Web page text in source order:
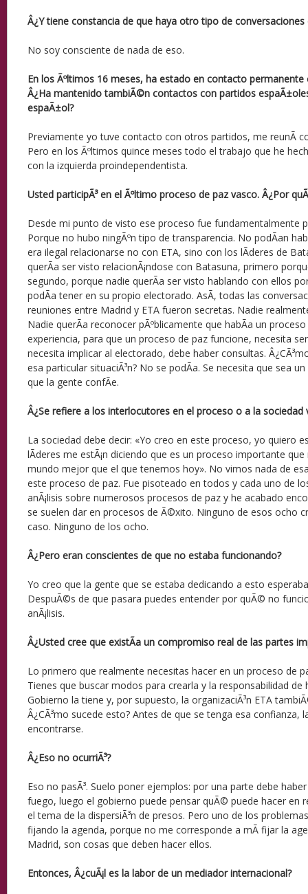
Â¿Y tiene constancia de que haya otro tipo de conversaciones
No soy consciente de nada de eso.
En los Ãºltimos 16 meses, ha estado en contacto permanente
Â¿Ha mantenido tambiÃ©n contactos con partidos
espaÃ±ol?
Previamente yo tuve contacto con otros partidos, me reunÃ­
Pero en los Ãºltimos quince meses todo el trabajo que he
con la izquierda proindependentista.
Usted participÃ³ en el Ãºltimo proceso de paz vasco. Â¿Por
Desde mi punto de visto ese proceso fue fundamentalmente
Porque no hubo ningÃºn tipo de transparencia. No podÃ­an
era ilegal relacionarse no con ETA, sino con los lÃ­deres de
querÃ­a ser visto relacionÃ¡ndose con Batasuna, primero
segundo, porque nadie querÃ­a ser visto hablando con ellos
podÃ­a tener en su propio electorado. AsÃ­, todas las
reuniones entre Madrid y ETA fueron secretas. Nadie
Nadie querÃ­a reconocer pÃºblicamente que habÃ­a un
experiencia, para que un proceso de paz funcione, necesita
necesita implicar al electorado, debe haber consultas.
esa particular situaciÃ³n? No se podÃ­a. Se necesita que sea
que la gente confÃ­e.
Â¿Se refiere a los interlocutores en el proceso o a la sociedad
La sociedad debe decir: «Yo creo en este proceso, yo quiero
lÃ­deres me estÃ¡n diciendo que es un proceso importante que
mundo mejor que el que tenemos hoy». No vimos nada de
este proceso de paz. Fue pisoteado en todos y cada uno de
anÃ¡lisis sobre numerosos procesos de paz y he acabado
se suelen dar en procesos de Ã©xito. Ninguno de esos ocho
caso. Ninguno de los ocho.
Â¿Pero eran conscientes de que no estaba funcionando?
Yo creo que la gente que se estaba dedicando a esto
DespuÃ©s de que pasara puedes entender por quÃ© no
anÃ¡lisis.
Â¿Usted cree que existÃ­a un compromiso real de las partes
Lo primero que realmente necesitas hacer en un proceso de
Tienes que buscar modos para crearla y la responsabilidad de
Gobierno la tiene y, por supuesto, la organizaciÃ³n ETA
Â¿CÃ³mo sucede esto? Antes de que se tenga esa confianza,
encontrarse.
Â¿Eso no ocurriÃ³?
Eso no pasÃ³. Suelo poner ejemplos: por una parte debe
fuego, luego el gobierno puede pensar quÃ© puede hacer en
el tema de la dispersiÃ³n de presos. Pero uno de los
fijando la agenda, porque no me corresponde a mÃ­ fijar la
Madrid, son cosas que deben hacer ellos.
Entonces, Â¿cuÃ¡l es la labor de un mediador internacional?